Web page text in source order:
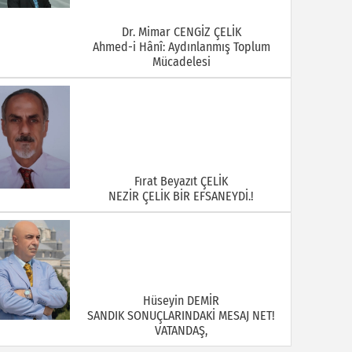
Dr. Mimar CENGİZ ÇELİK
Ahmed-i Hânî: Aydınlanmış Toplum
Mücadelesi
Fırat Beyazıt ÇELİK
NEZİR ÇELİK BİR EFSANEYDİ.!
Hüseyin DEMİR
SANDIK SONUÇLARINDAKİ MESAJ NET!
VATANDAŞ,